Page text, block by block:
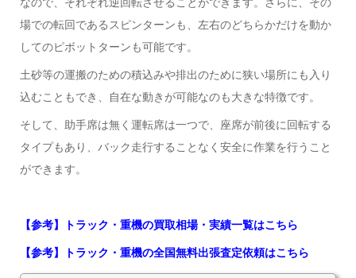
場での転回であるスピンターンも、左右のどちらかだけを動か
してのピボットターンも可能です。
土砂等の運搬のための積込みや排出のために狭い場所にも入り
込むこともでき、自在な動きが可能なのも大きな特徴です。
そして、助手席は無く運転席は一つで、座席が前後に回転する
タイプもあり、バック走行することなく安全に作業を行うこと
ができます。
【参考】トラック・重機の買取相場・実績一覧はこちら
【参考】トラック・重機の全国無料出張査定依頼はこちら